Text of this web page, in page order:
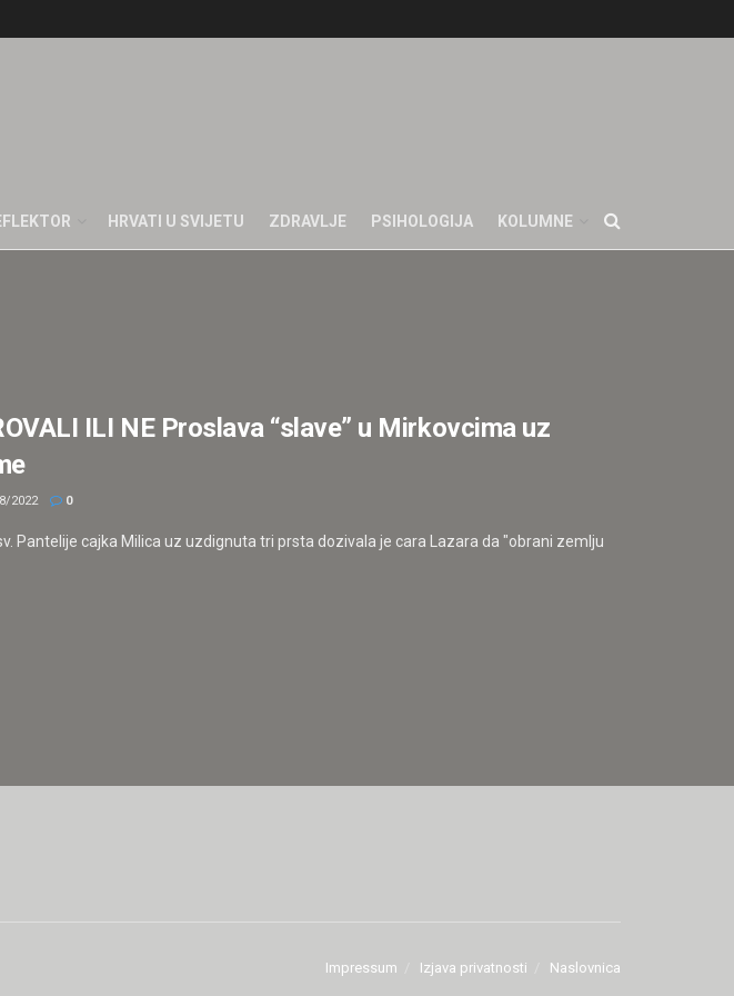
HRVATI U SVIJETU ZDRAVLJE PSIHOLOGIJA KOLUMNE
ILI NE Proslava “slave” u Mirkovcima uz
2022 0
Pantelije cajka Milica uz uzdignuta tri prsta dozivala je cara Lazara da "obrani zemlju
Impressum Izjava privatnosti Naslovnica